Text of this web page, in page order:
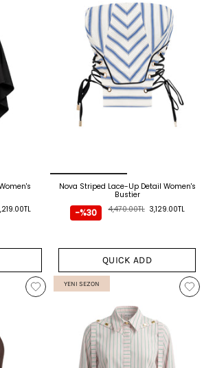
Nova Striped Lace-Up Detail Women's
Bustier
3,129.00TL
4,470.00TL
-%30
QUICK ADD
YENI SEZON